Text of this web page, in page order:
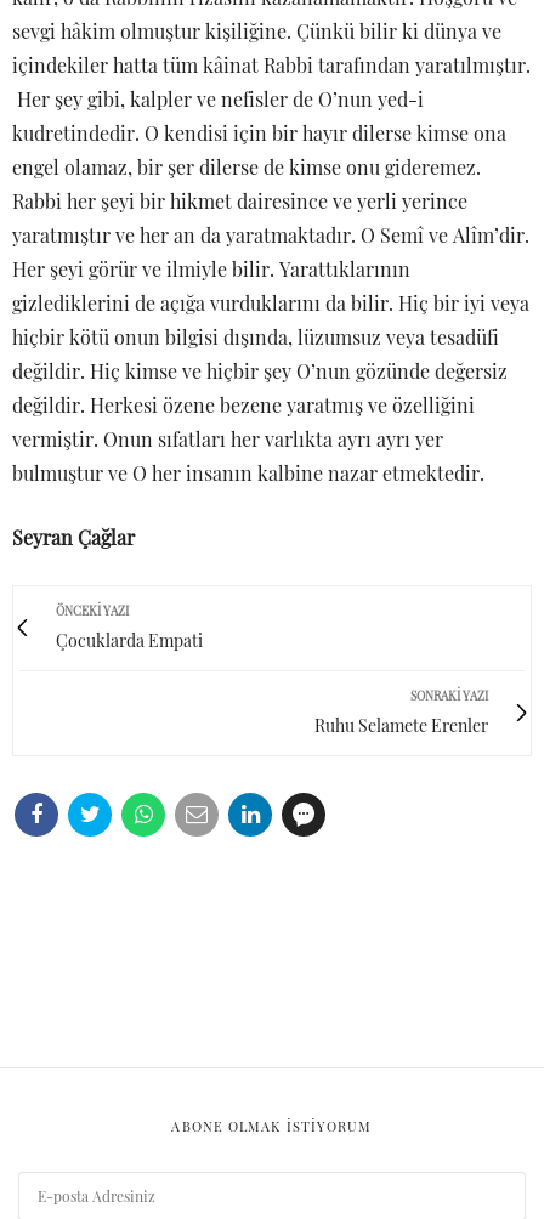
sevgi hâkim olmuştur kişiliğine. Çünkü bilir ki dünya ve
içindekiler hatta tüm kâinat Rabbi tarafından yaratılmıştır.
Her şey gibi, kalpler ve nefisler de O’nun yed-i
kudretindedir. O kendisi için bir hayır dilerse kimse ona
engel olamaz, bir şer dilerse de kimse onu gideremez.
Rabbi her şeyi bir hikmet dairesince ve yerli yerince
yaratmıştır ve her an da yaratmaktadır. O Semî ve Alîm’dir.
Her şeyi görür ve ilmiyle bilir. Yarattıklarının
gizlediklerini de açığa vurduklarını da bilir. Hiç bir iyi veya
hiçbir kötü onun bilgisi dışında, lüzumsuz veya tesadüfi
değildir. Hiç kimse ve hiçbir şey O’nun gözünde değersiz
değildir. Herkesi özene bezene yaratmış ve özelliğini
vermiştir. Onun sıfatları her varlıkta ayrı ayrı yer
bulmuştur ve O her insanın kalbine nazar etmektedir.
Seyran Çağlar
ÖNCEKI YAZI
Çocuklarda Empati
SONRAKI YAZI
Ruhu Selamete Erenler
ABONE OLMAK ISTIYORUM